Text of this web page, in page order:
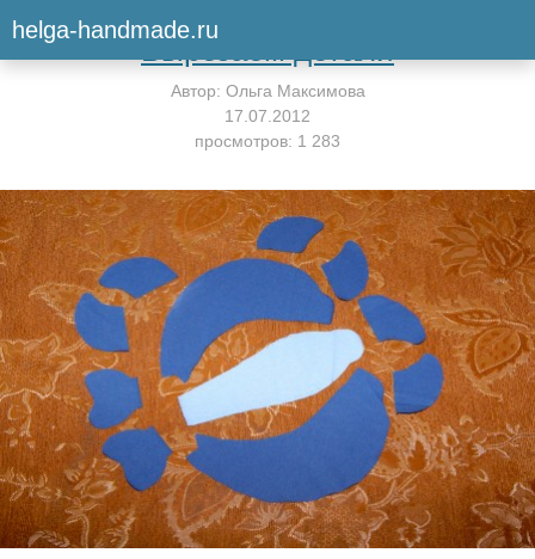
helga-handmade.ruВернуться к мастер-классу
Вырезаем детали
Автор: Ольга Максимова
17.07.2012
просмотров: 1 283